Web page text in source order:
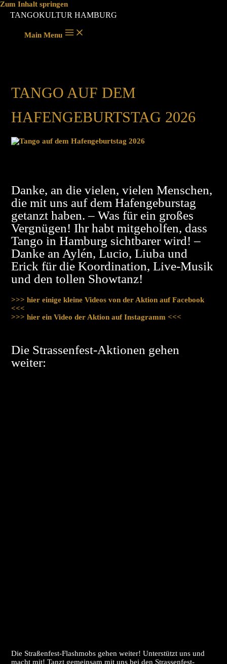
Zum Inhalt springen
TANGOKULTUR HAMBURG
Main Menu
TANGO AUF DEM
HAFENGEBURTSTAG 2026
Danke, an die vielen, vielen Menschen,
die mit uns auf dem Hafengeburstag
getanzt haben. – Was für ein großes
Vergnügen! Ihr habt mitgeholfen, dass
Tango in Hamburg sichtbarer wird! –
Danke an Aylén, Lucio, Liuba und
Erick für die Koordination, Live-Musik
und den tollen Showtanz!
>>> hier einige kleine Videos von der Aktion auf Facebook
<<<
>>> hier ein Video der Aktion auf Instagramm <<<
Die Strassenfest-Aktionen gehen
weiter:
Die Straßenfest-Flashmobs gehen weiter! Unterstützt uns und
macht mit! Tanzt gemeinsam mit uns bei den Strassenfest-